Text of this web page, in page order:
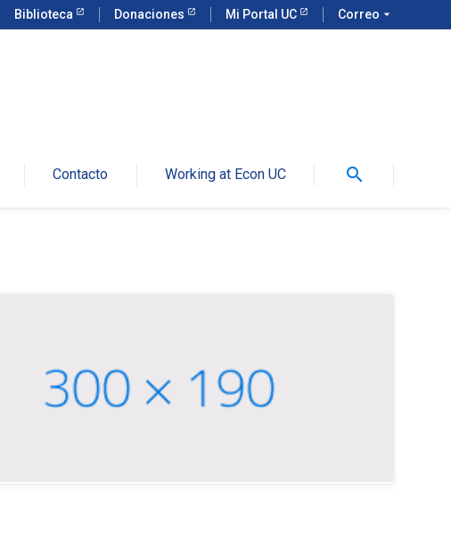
Biblioteca Donaciones Mi Portal UC Correo arrow_drop_down
Contacto Working at Econ UC search